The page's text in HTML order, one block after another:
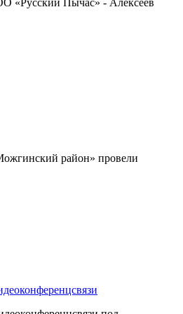
район» провели